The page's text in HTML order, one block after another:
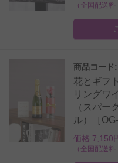
（全国配送
商品コード
花とギフ
リングワ
（スパー
ル）［
価格 7,150
（全国配送